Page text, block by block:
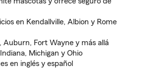
en Kendallville, Albion y Rome
Auburn, Fort Wayne y más allá
Michigan y Ohio
en inglés y español